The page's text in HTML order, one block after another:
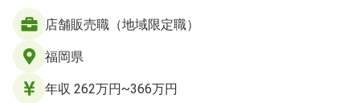
店舗販売職（地域限定職）
福岡県
年収 262万円~366万円